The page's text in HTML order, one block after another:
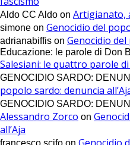
Aldo CC Aldo on Artigianato,
simone on Genocidio del
adrianabiffis on Genocidio del
Educazione: le parole di Don
Salesiani: le quattro parole
GENOCIDIO SARDO:
popolo sardo: denuncia
GENOCIDIO SARDO:
Alessandro Zorco on
all’Aja
francesco scifo on